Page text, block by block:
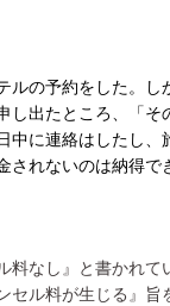
ルの予約をした。
し出たところ、「
中に連絡はしたし
されないのは納得で
料なし』と書かれ
セル料が生じる』